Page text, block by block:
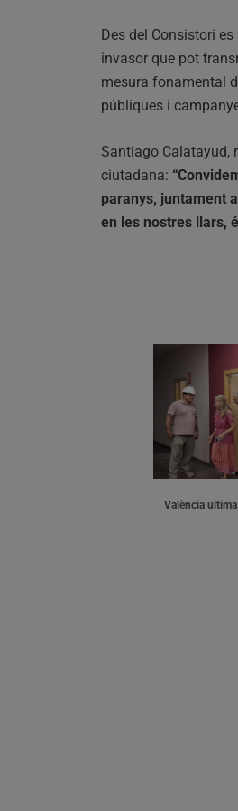
Des del Consistori
invasor que pot
mesura fonamental
públiques i
Santiago Calatayud,
ciutadana:
paranys, juntament
en les nostres llars,
València